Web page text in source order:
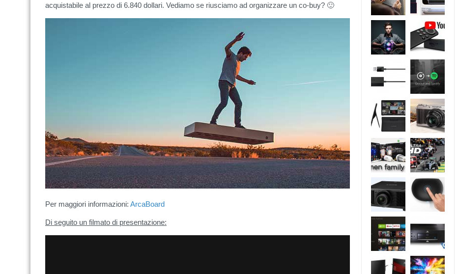
acquistabile al prezzo di 6.840 dollari. Vediamo se riusciamo ad organizzare un co-buy? 🙂
Per maggiori informazioni: ArcaBoard
Di seguito un filmato di presentazione: